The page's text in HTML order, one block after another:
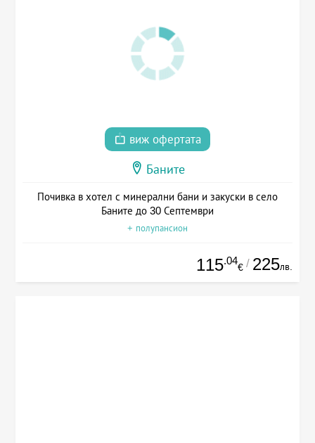
виж офертата
Баните
Почивка в хотел с минерални бани и закуски в село
Баните до 30 Септември
+ полупансион
115.04
€ / 225лв.